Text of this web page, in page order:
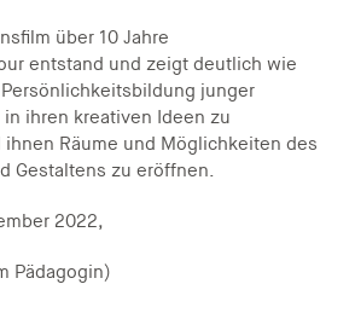
über 10 Jahre
entstand und zeigt deutlich wie
junger
ihren kreativen Ideen zu
Räume und Möglichkeiten des
Gestaltens zu eröffnen.
2022,
Pädagogin)